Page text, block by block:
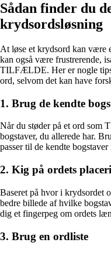
Sådan finder du
krydsordsløsning
At løse et krydsord kan være
kan også være frustrerende,
TILFÆLDE. Her er nogle
ord, selvom det kan have
1. Brug de kendte
Når du støder på et ord som
bogstaver, du allerede har.
passer til de kendte bogstaver
2. Kig på ordets
Baseret på hvor i krydsordet
bedre billede af hvilke
dig et fingerpeg om ordets
3. Brug en ordliste